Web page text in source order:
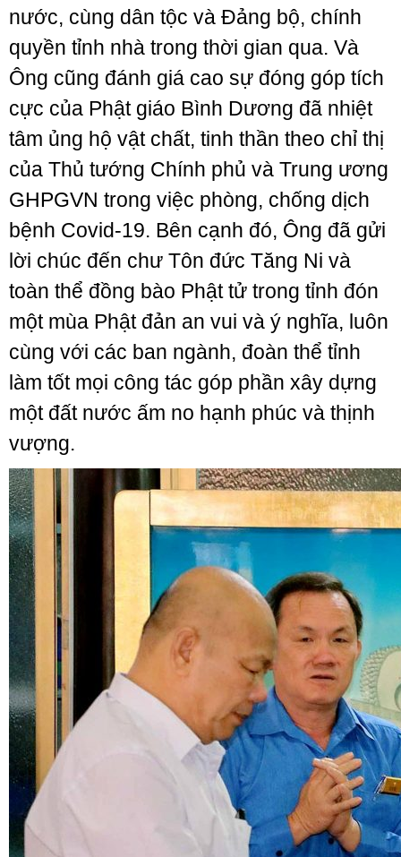
nước, cùng dân tộc và Đảng bộ, chính
quyền tỉnh nhà trong thời gian qua. Và
Ông cũng đánh giá cao sự đóng góp tích
cực của Phật giáo Bình Dương đã nhiệt
tâm ủng hộ vật chất, tinh thần theo chỉ thị
của Thủ tướng Chính phủ và Trung ương
GHPGVN trong việc phòng, chống dịch
bệnh Covid-19. Bên cạnh đó, Ông đã gửi
lời chúc đến chư Tôn đức Tăng Ni và
toàn thể đồng bào Phật tử trong tỉnh đón
một mùa Phật đản an vui và ý nghĩa, luôn
cùng với các ban ngành, đoàn thể tỉnh
làm tốt mọi công tác góp phần xây dựng
một đất nước ấm no hạnh phúc và thịnh
vượng.